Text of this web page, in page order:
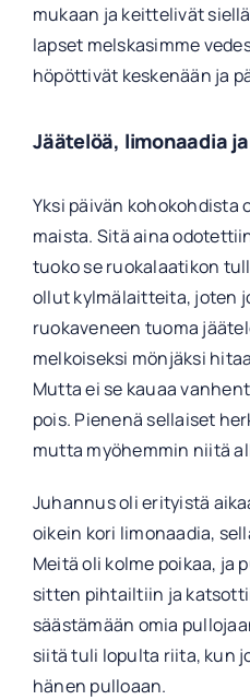
mukaan ja keittelivät
lapset melskasimme
höpöttivät keskenään ja
Jäätelöä, limonaadia
Yksi päivän kohokohdista
maista. Sitä aina
tuoko se ruokalaatikon
ollut kylmälaitteita, joten
ruokaveneen tuoma
melkoiseksi mönjäksi
Mutta ei se kauaa
pois. Pienenä sellaiset
mutta myöhemmin niitä
Juhannus oli erityistä
oikein kori limonaadia,
Meitä oli kolme poikaa, ja
sitten pihtailtiin ja
säästämään omia
siitä tuli lopulta riita, kun
hänen pulloaan.